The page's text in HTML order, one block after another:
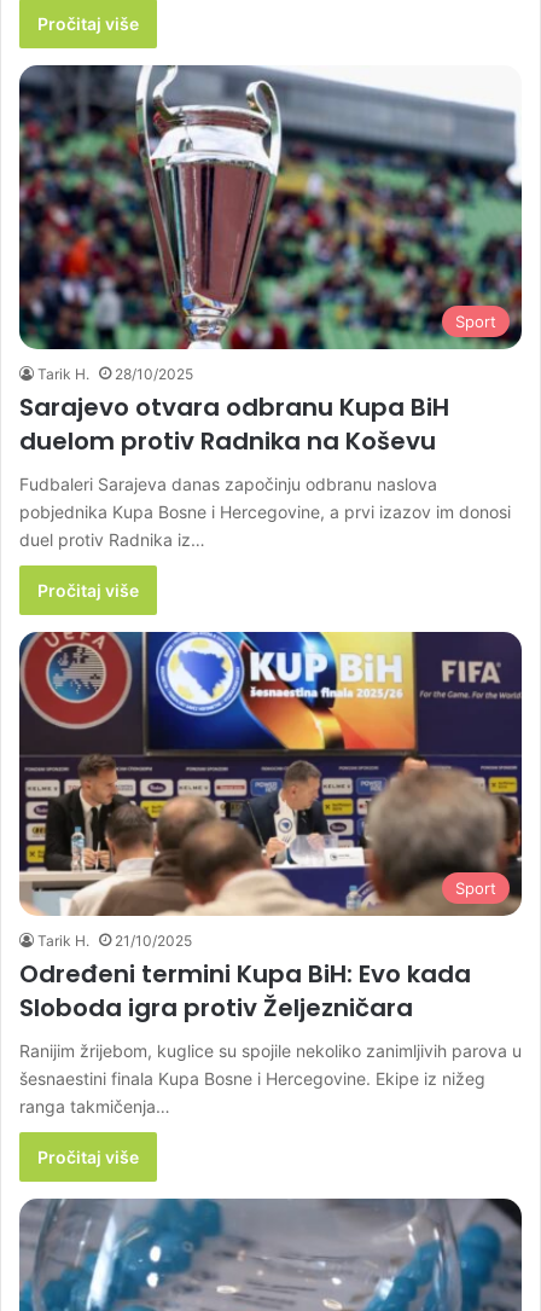
Pročitaj više
Sport
Tarik H. 28/10/2025
Sarajevo otvara odbranu Kupa BiH
duelom protiv Radnika na Koševu
Fudbaleri Sarajeva danas započinju odbranu naslova
pobjednika Kupa Bosne i Hercegovine, a prvi izazov im donosi
duel protiv Radnika iz…
Pročitaj više
Sport
Tarik H. 21/10/2025
Određeni termini Kupa BiH: Evo kada
Sloboda igra protiv Željezničara
Ranijim žrijebom, kuglice su spojile nekoliko zanimljivih parova u
šesnaestini finala Kupa Bosne i Hercegovine. Ekipe iz nižeg
ranga takmičenja…
Pročitaj više